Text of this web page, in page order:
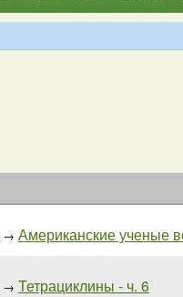
→ Американские ученые
→ Тетрациклины - ч. 6